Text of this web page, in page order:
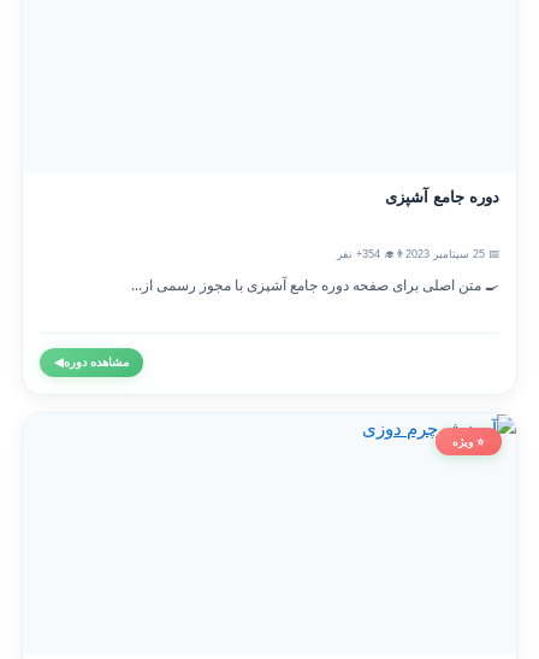
دوره جامع آشپزی
👨‍🎓 354+ نفر
🍳 متن اصلی برای صفحه دوره جامع آشپزی با مجوز رسمی از...
مشاهده دوره◀
⭐ ویژه